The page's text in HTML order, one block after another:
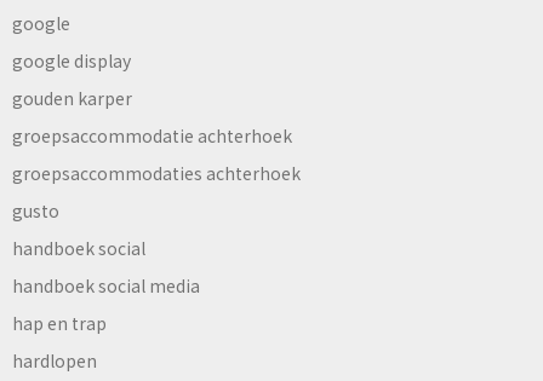
google
google display
gouden karper
groepsaccommodatie achterhoek
groepsaccommodaties achterhoek
gusto
handboek social
handboek social media
hap en trap
hardlopen